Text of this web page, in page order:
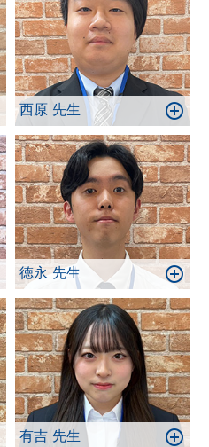
西原 先生
徳永 先生
有吉 先生